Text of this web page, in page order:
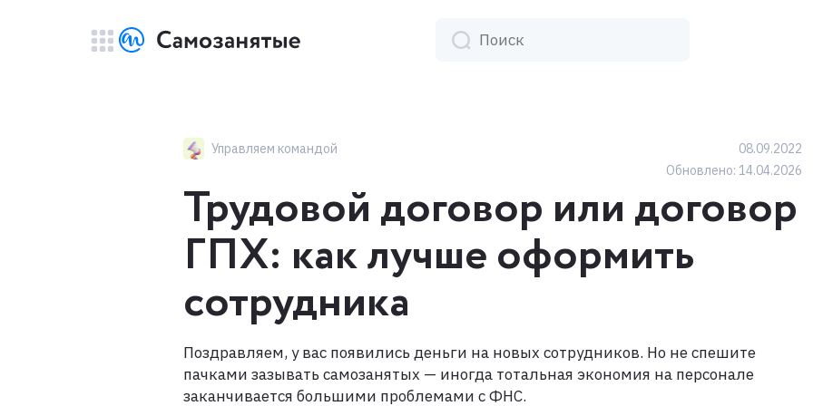
Управляем командой
08.09.2022
Обновлено: 14.04.2026
Трудовой договор или договор
ГПХ: как лучше оформить
сотрудника
Поздравляем, у вас появились деньги на новых сотрудников. Но не спешите
пачками зазывать самозанятых — иногда тотальная экономия на персонале
заканчивается большими проблемами с ФНС.